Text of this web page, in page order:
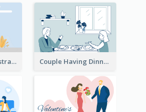
Grandfather Illustration Couple Having Dinner Illustration